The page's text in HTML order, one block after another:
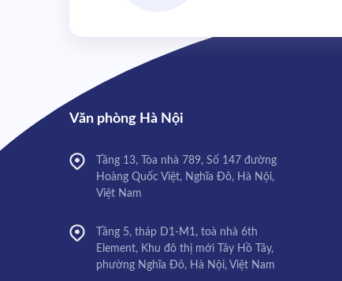
Văn phòng Hà Nội
Tầng 13, Tòa nhà 789, Số 147 đường
Hoàng Quốc Việt, Nghĩa Đô, Hà Nội,
Việt Nam
Tầng 5, tháp D1-M1, toà nhà 6th
Element, Khu đô thị mới Tây Hồ Tây,
phường Nghĩa Đô, Hà Nội, Việt Nam